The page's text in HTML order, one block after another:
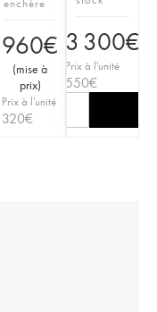
960€
(mise à
prix)
Prix à l'unité
320€
3 300€
Prix à l'unité
550€